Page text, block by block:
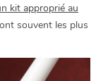
kit approprié au
souvent les plus